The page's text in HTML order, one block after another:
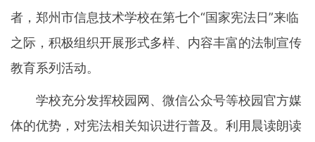
者，郑州市信息技术学校在第七个“国家宪法日”来临
之际，积极组织开展形式多样、内容丰富的法制宣传
教育系列活动。
学校充分发挥校园网、微信公众号等校园官方媒
体的优势，对宪法相关知识进行普及。利用晨读朗读